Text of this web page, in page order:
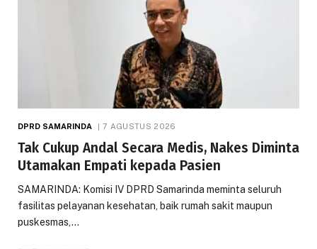
DPRD SAMARINDA 7 AGUSTUS 2026
Tak Cukup Andal Secara Medis, Nakes Diminta
Utamakan Empati kepada Pasien
SAMARINDA: Komisi IV DPRD Samarinda meminta seluruh
fasilitas pelayanan kesehatan, baik rumah sakit maupun
puskesmas,…